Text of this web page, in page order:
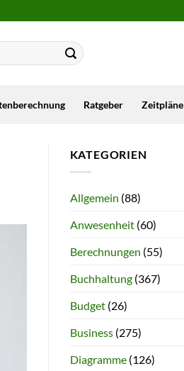
Ratgeber Zeitpläne
KATEGORIEN
Allgemein (88)
Anwesenheit(60)
Berechnungen (55)
Buchhaltung(367)
Budget(26)
Business(275)
Diagramme(126)